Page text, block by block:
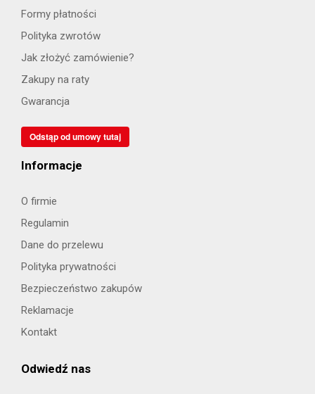
Formy płatności
Polityka zwrotów
Jak złożyć zamówienie?
Zakupy na raty
Gwarancja
Odstąp od umowy tutaj
Informacje
O firmie
Regulamin
Dane do przelewu
Polityka prywatności
Bezpieczeństwo zakupów
Reklamacje
Kontakt
Odwiedź nas